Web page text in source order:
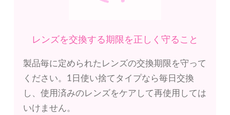
レンズを交換する期限を正しく守ること
製品毎に定められたレンズの交換期限を守って
ください。1日使い捨てタイプなら毎日交換
し、使用済みのレンズをケアして再使用しては
いけません。